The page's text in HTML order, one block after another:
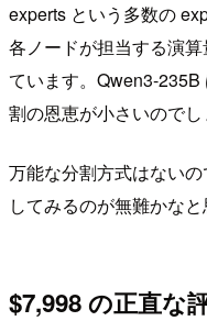
experts という多数の
各ノードが担当する演
ています。Qwen3-
割の恩恵が小さいのでし
万能な分割方式はない
してみるのが無難かなと
$7,998 の正直な